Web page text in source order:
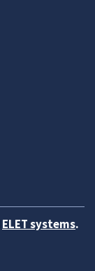
ELET systems.